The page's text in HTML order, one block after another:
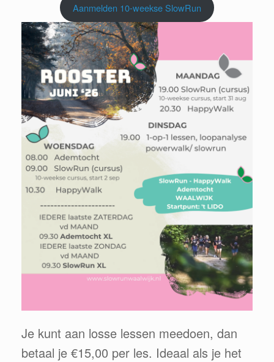
Aanmelden 10-weekse SlowRun
Je kunt aan losse lessen meedoen, dan
betaal je €15,00 per les. Ideaal als je het